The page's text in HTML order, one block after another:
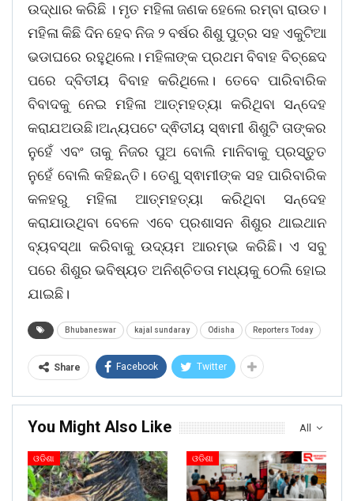
ଉଦ୍ଧାର କରିଛି । ମୃତ ମହିଳା ଜଣକ ହେଲେ ରମ୍ବା ରାଉତ।
ମହିଳା କିଛି ଦିନ ହେବ ନିଜ ୨ ବର୍ଷର ଶିଶୁ ପୁତ୍ର ସହ ଏକୁଟିଆ
ଭଡାଘରେ ରହୁଥିଲେ। ମହିଳାଙ୍କ ପ୍ରଥମ ବିବାହ ବିଚ୍ଛେଦ
ପରେ ଦ୍ବିତୀୟ ବିବାହ କରିଥିଲେ। ତେବେ ପାରିବାରିକ
ବିବାଦକୁ ନେଇ ମହିଳା ଆତ୍ମହତ୍ୟା କରିଥିବା ସନ୍ଦେହ
କରାଯଅଉଛି।ଅନ୍ୟପଟେ ଦ୍ଵିତୀୟ ସ୍ଵାମୀ ଶିଶୁଟି ତାଙ୍କର
ନୁହେଁ ଏବଂ ତାକୁ ନିଜର ପୁଅ ବୋଲି ମାନିବାକୁ ପ୍ରସ୍ତୁତ
ନୁହେଁ ବୋଲି କହିଛନ୍ତି। ତେଣୁ ସ୍ଵାମୀଙ୍କ ସହ ପାରିବାରିକ
କଳହରୁ ମହିଳା ଆତ୍ମହତ୍ୟା କରିଥିବା ସନ୍ଦେହ
କରାଯାଉଥିବା ବେଳେ ଏବେ ପ୍ରଶାସନ ଶିଶୁର ଥାଇଥାନ
ବ୍ୟବସ୍ଥା କରିବାକୁ ଉଦ୍ୟମ ଆରମ୍ଭ କରିଛି। ଏ ସବୁ
ପରେ ଶିଶୁର ଭବିଷ୍ୟତ ଅନିଶ୍ଚିତତା ମଧ୍ୟକୁ ଠେଲି ହୋଇ
ଯାଇଛି।
Bhubaneswar kajal sundaray Odisha Reporters Today
Share Facebook Twitter
All
You Might Also Like
ଓଡିଶା ଓଡିଶା